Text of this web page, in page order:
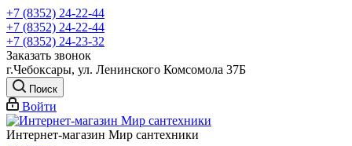
+7 (8352) 24-22-44
+7 (8352) 24-22-44
+7 (8352) 24-23-32
Заказать звонок
г.Чебоксары, ул. Ленинского Комсомола 37Б
Поиск
Войти
Интернет-магазин Мир сантехники